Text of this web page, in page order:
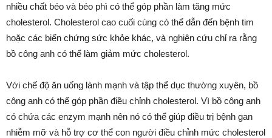
nhiều chất béo và béo phì có thể góp phần làm tăng mức
cholesterol. Cholesterol cao cuối cùng có thể dẫn đến bệnh tim
hoặc các biến chứng sức khỏe khác, và nghiên cứu chỉ ra rằng
bồ công anh có thể làm giảm mức cholesterol.
Với chế độ ăn uống lành mạnh và tập thể dục thường xuyên, bồ
công anh có thể góp phần điều chỉnh cholesterol. Vì bồ công anh
có chứa các enzym mạnh nên nó có thể giúp điều trị bệnh gan
nhiễm mỡ và hỗ trợ cơ thể con người điều chỉnh mức cholesterol